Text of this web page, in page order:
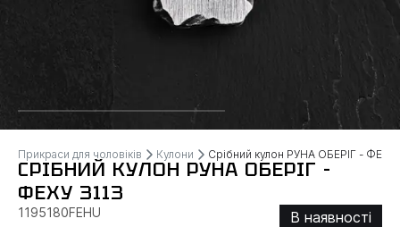
Прикраси для чоловіків Кулони Срібний кулон РУНА ОБЕРІГ - ФЕХУ
СРІБНИЙ КУЛОН РУНА ОБЕРІГ -
ФЕХУ 3113
1195180FEHU
В наявності